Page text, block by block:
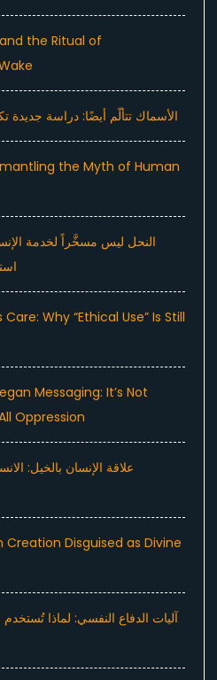
the Ritual of
الأسماك تتألّم أيضًا: دراسة جديدة
the Myth of Human
النحل ليس مسخَّراً لخدمة
Why “Ethical Use” Is Still
Messaging: It’s Not
Oppression
علاقة الإنسان بالخيل:
Disguised as Divine
آليات الدفاع النفسي: لماذا